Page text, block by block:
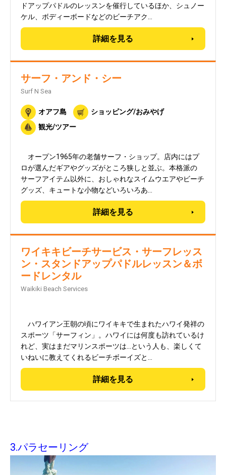
ドアップパドルのレッスンを催行しているほか、シュノー
ケル、ボディーボードなどのビーチアク…
詳細を見る
サーフ・アンド・シー
Surf N Sea
オアフ島
ショッピング/おみやげ
観光/ツアー
オープン1965年の老舗サーフ・ショップ。店内にはプ
ロが選んだギアやグッズがところ狭しと並ぶ。本格派の
サーフアイテム以外に、おしゃれなスイムウエアやビーチ
グッズ、キュートな小物などいろいろあ…
詳細を見る
ワイキキビーチサービス・サーフレッス
ン・スタンドアップパドルレッスン＆ボ
ードレンタル
Waikiki Beach Services
ハワイアン王朝の頃にワイキキで生まれたハワイ発祥の
スポーツ「サーフィン」。ハワイには何度も訪れているけ
れど、実はまだマリンスポーツは…という人も、楽しくて
いねいに教えてくれるビーチボーイズと…
詳細を見る
3.パラセーリング